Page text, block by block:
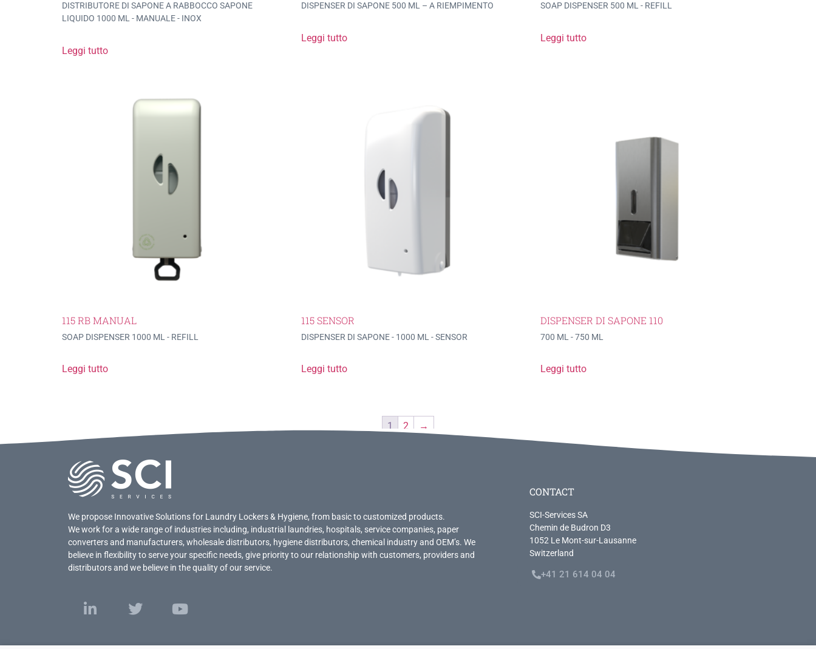
DISTRIBUTORE DI SAPONE A RABBOCCO SAPONE
LIQUIDO 1000 ML - MANUALE - INOX
Leggi tutto
DISPENSER DI SAPONE 500 ML – A RIEMPIMENTO
Leggi tutto
SOAP DISPENSER 500 ML - REFILL
Leggi tutto
115 RB MANUAL
SOAP DISPENSER 1000 ML - REFILL
Leggi tutto
115 SENSOR
DISPENSER DI SAPONE - 1000 ML - SENSOR
Leggi tutto
DISPENSER DI SAPONE 110
700 ML - 750 ML
Leggi tutto
1 2 →
We propose Innovative Solutions for Laundry Lockers & Hygiene, from basic to customized products.
We work for a wide range of industries including, industrial laundries, hospitals, service companies, paper
converters and manufacturers, wholesale distributors, hygiene distributors, chemical industry and OEM’s. We
believe in flexibility to serve your specific needs, give priority to our relationship with customers, providers and
distributors and we believe in the quality of our service.
CONTACT
SCI-Services SA
Chemin de Budron D3
1052 Le Mont-sur-Lausanne
Switzerland
+41 21 614 04 04